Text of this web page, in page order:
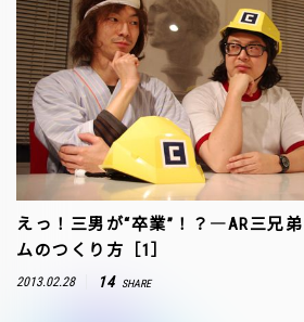
えっ！三男が“卒業”！？―AR三兄
ムのつくり方［1］
2013.02.28 14 SHARE